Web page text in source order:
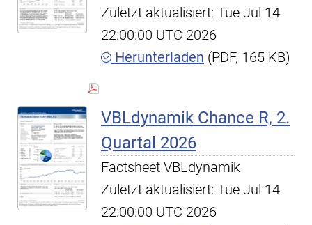
Zuletzt aktualisiert: Tue Jul 14
22:00:00 UTC 2026
Herunterladen (PDF, 165 KB)
VBLdynamik Chance R, 2.
Quartal 2026
Factsheet VBLdynamik
Zuletzt aktualisiert: Tue Jul 14
22:00:00 UTC 2026